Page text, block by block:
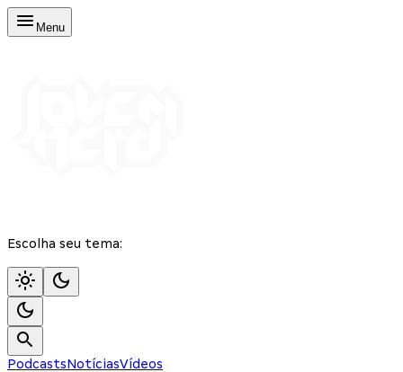
Menu
Escolha seu tema:
PodcastsNotíciasVídeos